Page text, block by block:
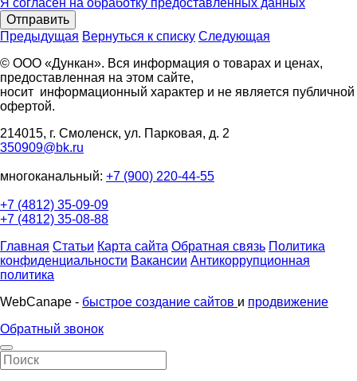
Отправить
Предыдущая Вернуться к списку Следующая
© ООО «Дункан». Вся информация о товарах и ценах,
предоставленная на этом сайте,
носит информационный характер и не является публичной
офертой.
214015, г. Смоленск, ул. Парковая, д. 2
350909@bk.ru
многоканальный: +7 (900) 220-44-55
+7 (4812) 35-09-09
+7 (4812) 35-08-88
Главная Статьи Карта сайта Обратная связь Политика
конфиденциальности Вакансии Антикоррупционная
политика
WebCanape - быстрое создание сайтов и продвижение
Обратный звонок